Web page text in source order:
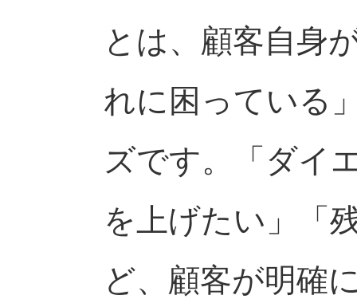
とは、顧客自身
れに困っている
ズです。「ダイ
を上げたい」「
ど、顧客が明確